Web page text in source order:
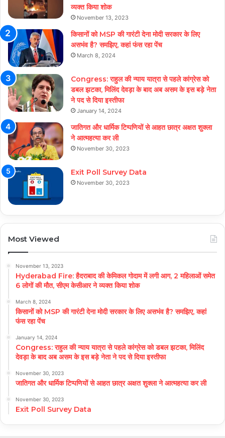
व्यक्त किया शोक
November 13, 2023
किसानों को MSP की गारंटी देना मोदी सरकार के लिए
असभंव है? समझिए, कहां फंस रहा पेंच
March 8, 2024
Congress: राहुल की न्याय यात्रा से पहले कांग्रेस को
डबल झटका, मिलिंद देवड़ा के बाद अब असम के इस बड़े नेता
ने पद से दिया इस्तीफा
January 14, 2024
जातिगत और धार्मिक टिप्पणियों से आहत छात्र अक्षत शुक्ला
ने आत्महत्या कर ली
November 30, 2023
Exit Poll Survey Data
November 30, 2023
Most Viewed
November 13, 2023
Hyderabad Fire: हैदराबाद की केमिकल गोदाम में लगी आग, 2 महिलाओं समेत
6 लोगों की मौत, सीएम केसीआर ने व्यक्त किया शोक
March 8, 2024
किसानों को MSP की गारंटी देना मोदी सरकार के लिए असभंव है? समझिए, कहां
फंस रहा पेंच
January 14, 2024
Congress: राहुल की न्याय यात्रा से पहले कांग्रेस को डबल झटका, मिलिंद
देवड़ा के बाद अब असम के इस बड़े नेता ने पद से दिया इस्तीफा
November 30, 2023
जातिगत और धार्मिक टिप्पणियों से आहत छात्र अक्षत शुक्ला ने आत्महत्या कर ली
November 30, 2023
Exit Poll Survey Data